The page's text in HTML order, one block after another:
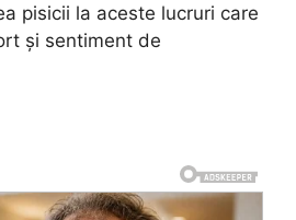
pisicii la aceste lucruri care
și sentiment de